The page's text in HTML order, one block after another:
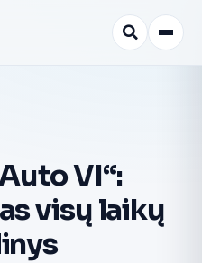
VI“:
visų laikų